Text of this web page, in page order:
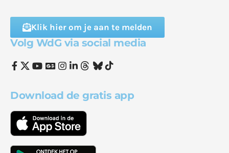
Klik hier om je aan te melden
Volg WdG via social media
Download de gratis app